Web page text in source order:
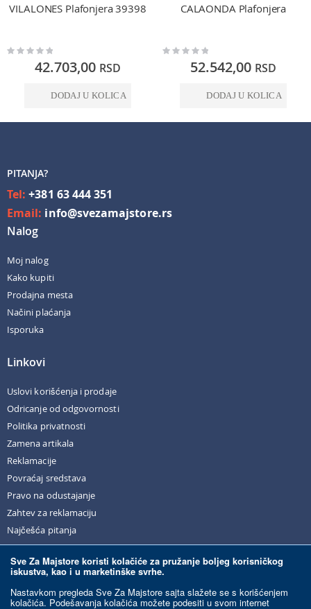
Sve Za Majstore koristi kolačiće za pružanje boljeg korisničkog
iskustva, kao i u marketinške svrhe.
Nastavkom pregleda Sve Za Majstore sajta slažete se s korišćenjem
kolačića. Podešavanja kolačića možete podesiti u svom internet
VILALONES Plafonjera 39398
Rating:
42.703,00 RSD
DODAJ U KOLICA
CALAONDA Plafonjera
Rating:
52.542,00 RSD
DODAJ U KOLICA
PITANJA?
Tel:+381 63 444 351
Email: info@svezamajstore.rs
Nalog
Moj nalog
Kako kupiti
Prodajna mesta
Načini plaćanja
Isporuka
Linkovi
Uslovi korišćenja i prodaje
Odricanje od odgovornosti
Politika privatnosti
Zamena artikala
Reklamacije
Povraćaj sredstava
Pravo na odustajanje
Zahtev za reklamaciju
Najčešća pitanja
© Sve Za Majstore. 2026. Sva prava zadržana.